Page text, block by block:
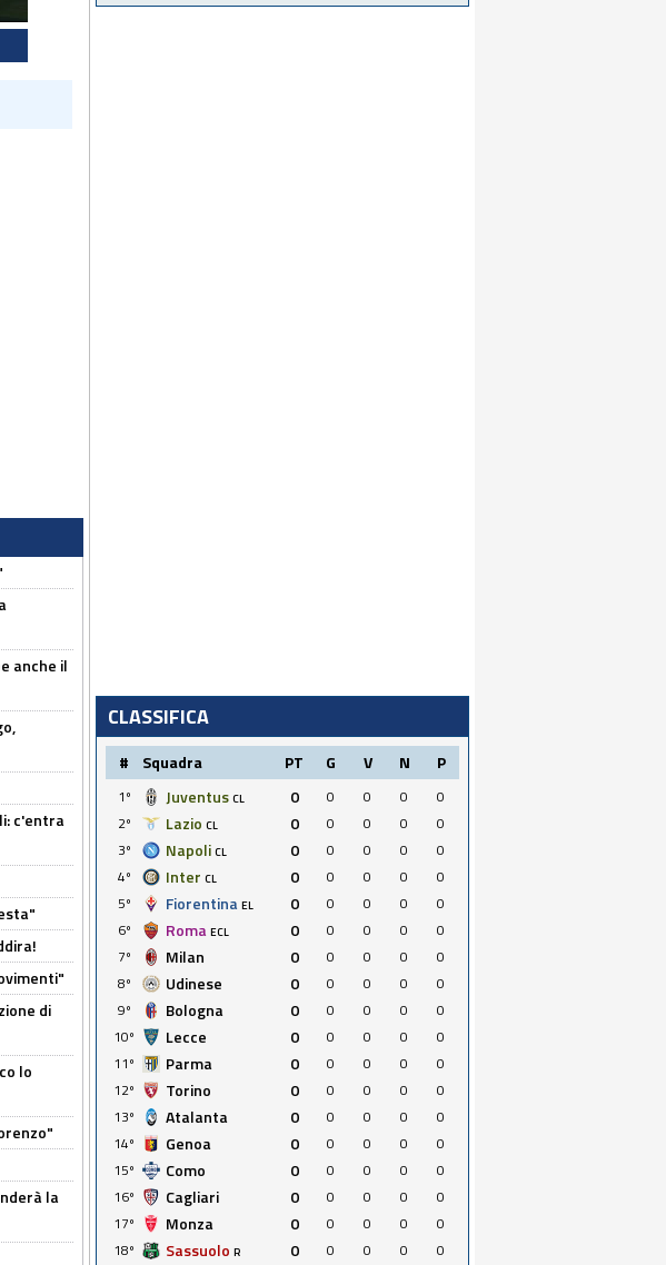
anche il
c'entra
di
lo
la
CLASSIFICA
# Squadra PT G V N P
1º Juventus CL 0 0 0 0
0
2º
Lazio CL 0 0 0 0
0
3º
Napoli CL 0 0 0 0
0
4º
Inter CL 0 0 0 0
0
5º
Fiorentina EL 0 0 0 0
0
6º
Roma ECL 0 0 0 0
0
7º
Milan 0 0 0 0
0
8º
Udinese 0 0 0 0
0
9º
Bologna 0 0 0 0
0
10º
Lecce 0 0 0 0
0
11º
Parma 0 0 0 0
0
12º
Torino 0 0 0 0
0
13º
Atalanta 0 0 0 0
0
14º
Genoa 0 0 0 0
0
15º
Como 0 0 0 0
0
16º
Cagliari 0 0 0 0
0
17º
Monza 0 0 0 0
0
18º
Sassuolo R 0 0 0 0 0